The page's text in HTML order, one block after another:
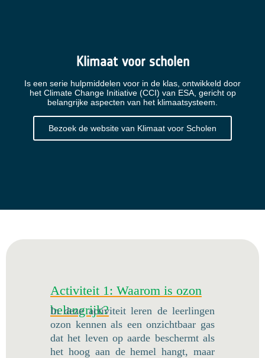
Klimaat voor scholen
Is een serie hulpmiddelen voor in de klas, ontwikkeld door
het Climate Change Initiative (CCI) van ESA, gericht op
belangrijke aspecten van het klimaatsysteem.
Bezoek de website van Klimaat voor Scholen
Activiteit 1: Waarom is ozon
belangrijk?
In deze activiteit leren de leerlingen
ozon kennen als een onzichtbaar gas
dat het leven op aarde beschermt als
het hoog aan de hemel hangt, maar